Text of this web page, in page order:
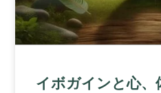
イボガインと心、